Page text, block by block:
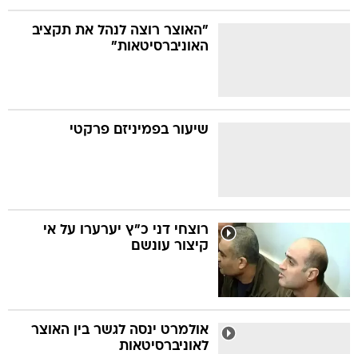
"האוצר רוצה לנהל את תקציב
האוניברסיטאות"
שיעור בפמיניזם פרקטי
רוצחי דני כ"ץ יערערו על אי
קיצור עונשם
אולמרט ינסה לגשר בין האוצר
לאוניברסיטאות